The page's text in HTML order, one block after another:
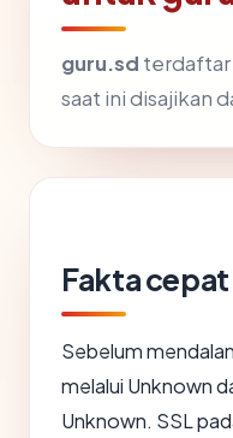
guru.sd terdaftar
saat ini disajikan
Fakta cepat
Sebelum
melalui Unknown
Unknown. SSL